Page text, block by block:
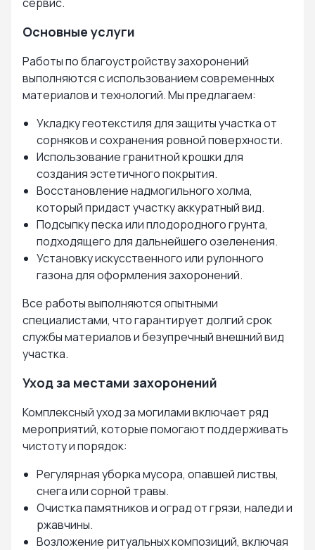
Основные услуги
Работы по благоустройству захоронений
выполняются с использованием современных
материалов и технологий. Мы предлагаем:
Укладку геотекстиля для защиты участка от
сорняков и сохранения ровной поверхности.
Использование гранитной крошки для
создания эстетичного покрытия.
Восстановление надмогильного холма,
который придаст участку аккуратный вид.
Подсыпку песка или плодородного грунта,
подходящего для дальнейшего озеленения.
Установку искусственного или рулонного
газона для оформления захоронений.
Все работы выполняются опытными
специалистами, что гарантирует долгий срок
службы материалов и безупречный внешний вид
участка.
Уход за местами захоронений
Комплексный уход за могилами включает ряд
мероприятий, которые помогают поддерживать
чистоту и порядок:
Регулярная уборка мусора, опавшей листвы,
снега или сорной травы.
Очистка памятников и оград от грязи, наледи и
ржавчины.
Возложение ритуальных композиций, включая